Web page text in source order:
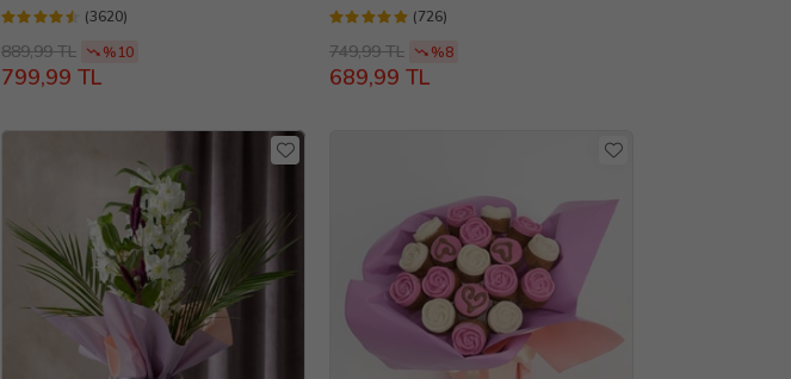
(3620)
889,99 TL %10
799,99 TL
(726)
749,99 TL %8
689,99 TL